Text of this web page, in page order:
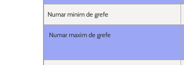
Numar minim de grefe
Numar maxim de grefe